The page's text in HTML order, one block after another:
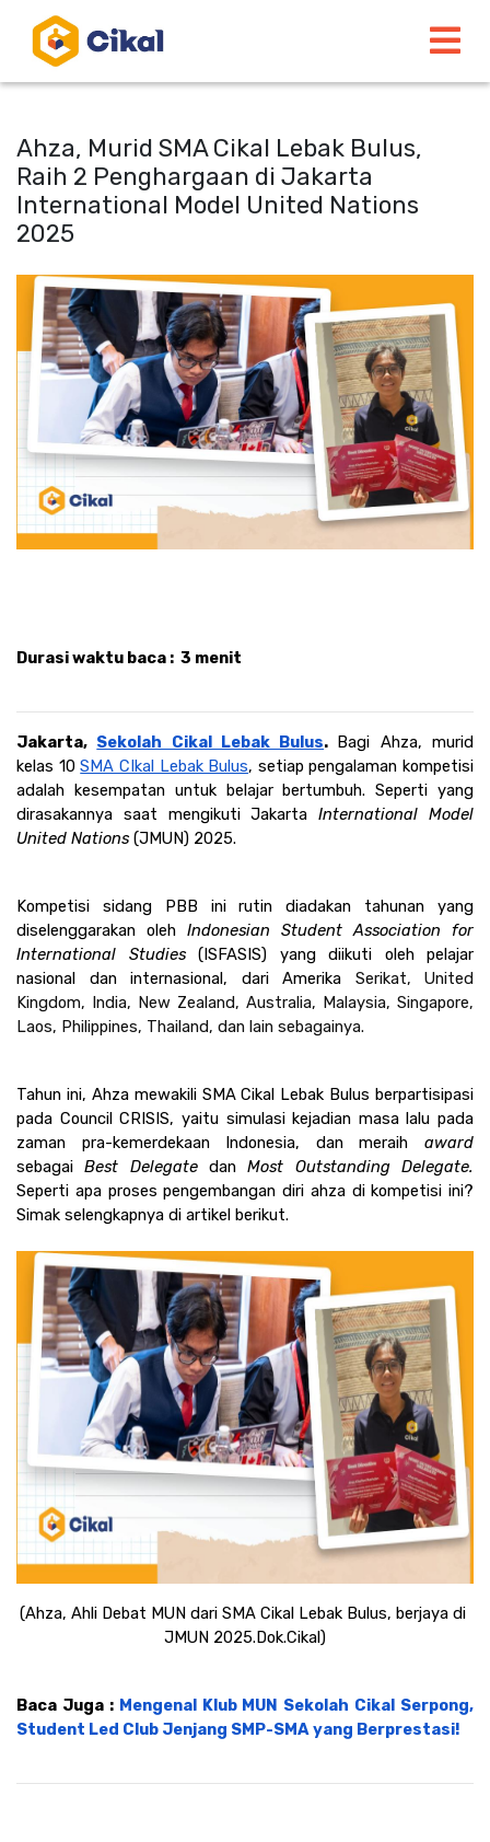
Ahza, Murid SMA Cikal Lebak Bulus,
Raih 2 Penghargaan di Jakarta
International Model United Nations
2025
Durasi waktu baca :  3 menit
Jakarta, Sekolah Cikal Lebak Bulus. Bagi Ahza, murid
kelas 10 SMA CIkal Lebak Bulus, setiap pengalaman kompetisi
adalah kesempatan untuk belajar bertumbuh. Seperti yang
dirasakannya saat mengikuti Jakarta International Model
United Nations (JMUN) 2025.
Kompetisi sidang PBB ini rutin diadakan tahunan yang
diselenggarakan oleh Indonesian Student Association for
International Studies (ISFASIS) yang diikuti oleh pelajar
nasional dan internasional, dari Amerika Serikat, United
Kingdom, India, New Zealand, Australia, Malaysia, Singapore,
Laos, Philippines, Thailand, dan lain sebagainya.
Tahun ini, Ahza mewakili SMA Cikal Lebak Bulus berpartisipasi
pada Council CRISIS, yaitu simulasi kejadian masa lalu pada
zaman pra-kemerdekaan Indonesia, dan meraih
sebagai Best Delegate dan
Seperti apa proses pengembangan diri ahza di kompetisi ini?
Simak selengkapnya di artikel berikut.
(Ahza, Ahli Debat MUN dari SMA Cikal Lebak Bulus, berjaya di
JMUN 2025.Dok.Cikal)
Baca Juga : Mengenal Klub MUN Sekolah Cikal Serpong,
Student Led Club Jenjang SMP-SMA yang Berprestasi!